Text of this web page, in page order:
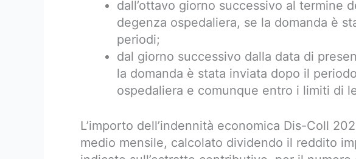
dall’ottavo giorno successivo al termine
degenza ospedaliera, se la domanda è
periodi;
dal giorno successivo dalla data di
la domanda è stata inviata dopo il
ospedaliera e comunque entro i limiti di
L’importo dell’indennità economica Dis-Coll
medio mensile, calcolato dividendo il reddito